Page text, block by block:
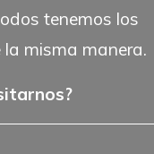
tenemos los
misma manera.